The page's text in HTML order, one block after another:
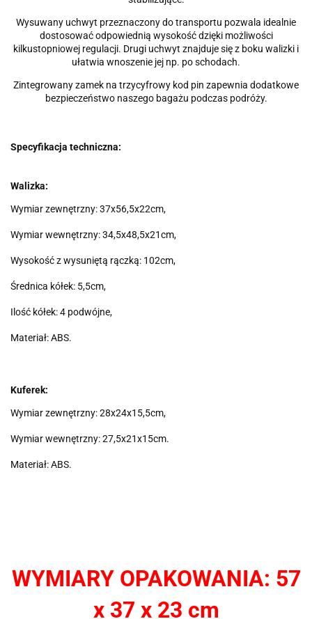
Wysuwany uchwyt przeznaczony do transportu pozwala idealnie
dostosować odpowiednią wysokość dzięki możliwości
kilkustopniowej regulacji. Drugi uchwyt znajduje się z boku walizki i
ułatwia wnoszenie jej np. po schodach.
Zintegrowany zamek na trzycyfrowy kod pin zapewnia dodatkowe
bezpieczeństwo naszego bagażu podczas podróży.
Specyfikacja techniczna:
Walizka:
Wymiar zewnętrzny: 37x56,5x22cm,
Wymiar wewnętrzny: 34,5x48,5x21cm,
Wysokość z wysuniętą rączką: 102cm,
Średnica kółek: 5,5cm,
Ilość kółek: 4 podwójne,
Materiał: ABS.
Kuferek:
Wymiar zewnętrzny: 28x24x15,5cm,
Wymiar wewnętrzny: 27,5x21x15cm.
Materiał: ABS.
WYMIARY OPAKOWANIA: 57
x 37 x 23 cm